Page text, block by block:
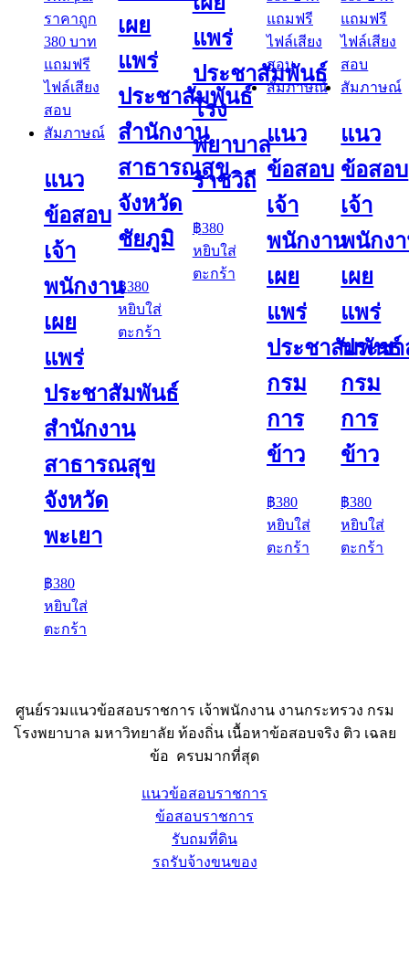
แนว
ข้อสอบ
เจ้า
พนักงาน
เผย
แพร่
ประชาสัมพันธ์
สำนักงาน
สาธารณสุข
จังหวัด
พะเยา
฿380
หยิบใส่
ตะกร้า
เผย
แพร่
ประชาสัมพันธ์
สำนักงาน
สาธารณสุข
จังหวัด
ชัยภูมิ
฿380
หยิบใส่
ตะกร้า
แพร่
ประชาสัมพันธ์
โรง
พยาบาล
ราชวิถี
฿380
หยิบใส่
ตะกร้า
แนว
ข้อสอบ
เจ้า
พนักงาน
เผย
แพร่
ประชาสัมพันธ์
กรม
การ
ข้าว
฿380
หยิบใส่
ตะกร้า
แนว
ข้อสอบ
เจ้า
พนักง
เผย
แพร่
ประช
กรม
การ
ข้าว
฿380
หยิบใส่
ตะกร้า
ศูนย์รวมแนวข้อสอบราชการ เจ้าพนักงาน งานกระทรวง กรม
โรงพยาบาล มหาวิทยาลัย ท้องถิ่น เนื้อหาข้อสอบจริง ติว เฉลย
ข้อ ครบมากที่สุด
แนวข้อสอบราชการ
ข้อสอบราชการ
รับถมที่ดิน
รถรับจ้างขนของ